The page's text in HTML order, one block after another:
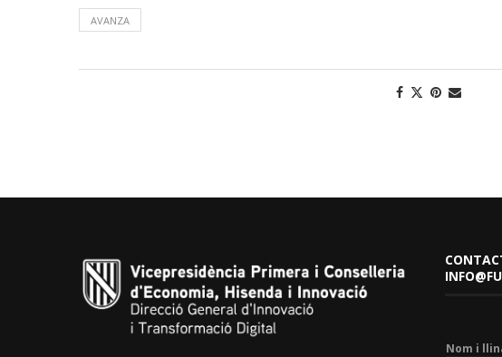
AVANZA
Nom i